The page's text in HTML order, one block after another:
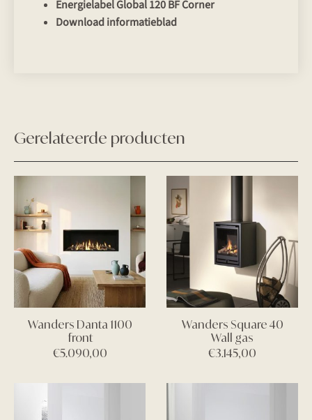
Energielabel Global 120 BF Corner
Download informatieblad
Gerelateerde producten
Wanders Danta 1100
front
€5.090,00
Wanders Square 40
Wall gas
€3.145,00